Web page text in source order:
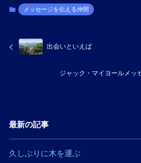
メッセージを伝える仲間
出会いといえば
ジャック・マイヨールメッ
最新の記事
久しぶりに木を運ぶ